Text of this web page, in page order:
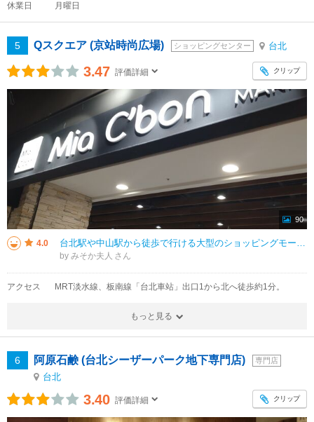
休業日 月曜日
5 Qスクエア (京站時尚広場) ショッピングセンター 台北
3.47 評価詳細 クリップ
90
4.0 台北駅や中山駅から徒歩で行ける大型のショッピングモールです。 スポーツ用品、アパレル、雑貨、化粧品、スイーツなどさまざまなお店が並んでいますが、１０代後半から２０代ぐらいのトレンドに敏感な若者をターゲットにしたような、お
by みそか夫人
アクセス MRT淡水線、板南線「台北車站」出口1から北へ徒歩約1分。
もっと見る
6 阿原石鹸 (台北シーザーパーク地下専門店) 専門店
台北
3.40 評価詳細 クリップ